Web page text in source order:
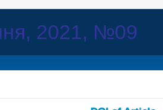
2021, №09